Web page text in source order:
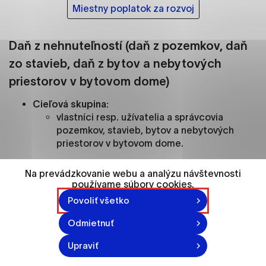
Miestny poplatok za rozvoj
Daň z nehnuteľností (daň z pozemkov, daň
zo stavieb, daň z bytov a nebytových
priestorov v bytovom dome)
Cieľová skupina:
vlastníci resp. užívatelia a správcovia
pozemkov, stavieb, bytov a nebytových
priestorov v bytovom dome.
Daň zo stavieb
Daň z pozemkov
Na prevádzkovanie webu a analýzu návštevnosti
používame súbory cookies.
Povoliť všetko
Odmietnuť
Upraviť
ako je navigácia na stránke a prístup k
zabezpečeným oblastiam webovej stránky. Bez
fungovať.
stránok pochopiť, ako návštevníci stránok stránku
používajú, aby mohol stránky optimalizovať a
ponúknuť im lepšiu skúsenosť. Všetky dáta sa
zbierajú anonymne a nie je možné ich spojiť s
konkrétnou osobou.
Označiť všetko
Uložiť nastavenia
Viac informácií